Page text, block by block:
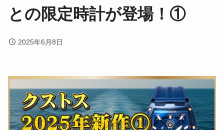
との限定時計が登場！①
2025年6月8日